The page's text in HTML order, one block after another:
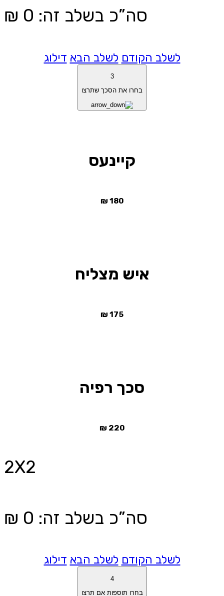
סה”כ בשלב זה:
0
₪
לשלב הקודם לשלב הבא דילוג
3
בחרו את הסכך שתרצו
קיינעס
180
₪
איש מצליח
175
₪
סכך רפיה
220
₪
2X2
סה”כ בשלב זה:
0
₪
לשלב הקודם לשלב הבא דילוג
4
בחרו תוספות אם תרצו